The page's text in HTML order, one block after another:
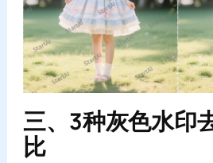
三、3种灰色水印
比